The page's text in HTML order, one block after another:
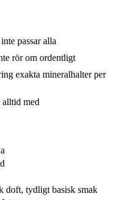
passar alla
rör om ordentligt
exakta mineralhalter per
med
doft, tydligt basisk smak